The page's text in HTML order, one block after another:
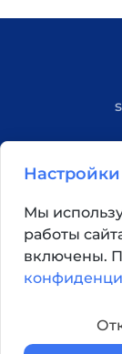
Мы
работы
включены.